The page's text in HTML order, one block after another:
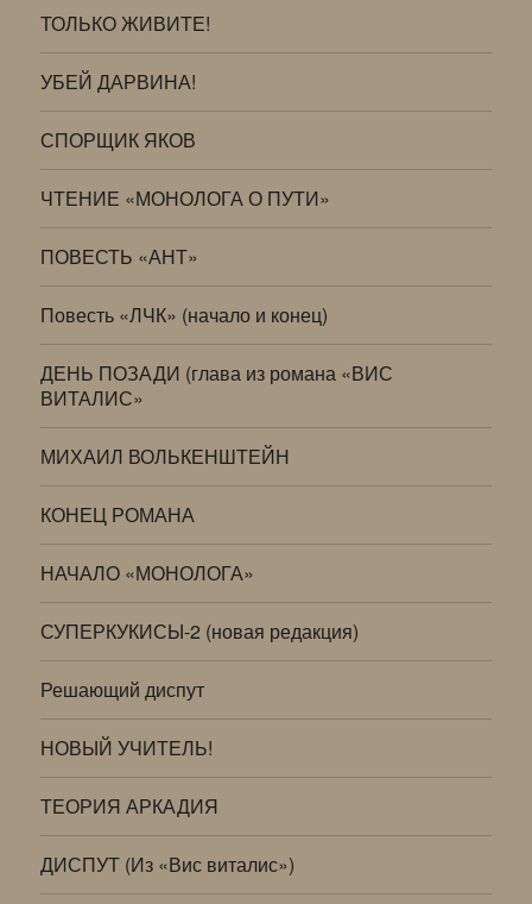
ТОЛЬКО ЖИВИТЕ!
УБЕЙ ДАРВИНА!
СПОРЩИК ЯКОВ
ЧТЕНИЕ «МОНОЛОГА О ПУТИ»
ПОВЕСТЬ «АНТ»
Повесть «ЛЧК» (начало и конец)
ДЕНЬ ПОЗАДИ (глава из романа «ВИС
ВИТАЛИС»
МИХАИЛ ВОЛЬКЕНШТЕЙН
КОНЕЦ РОМАНА
НАЧАЛО «МОНОЛОГА»
СУПЕРКУКИСЫ-2 (новая редакция)
Решающий диспут
НОВЫЙ УЧИТЕЛЬ!
ТЕОРИЯ АРКАДИЯ
ДИСПУТ (Из «Вис виталис»)